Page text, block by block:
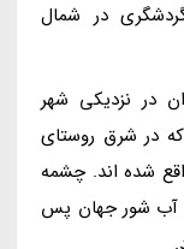
در شمال
در نزدیکی شهر
در شرق روستای
شده اند. چشمه
آب شور جهان پس